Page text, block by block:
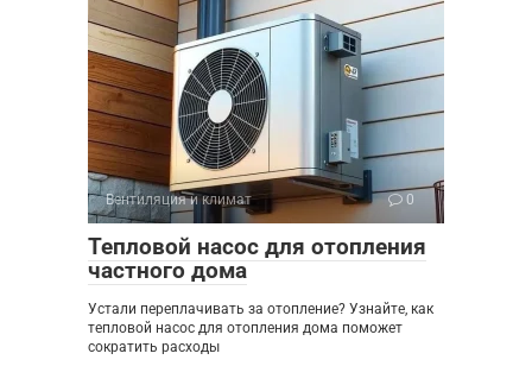
Вентиляция и климат 0
Тепловой насос для отопления
частного дома
Устали переплачивать за отопление? Узнайте, как
тепловой насос для отопления дома поможет
сократить расходы